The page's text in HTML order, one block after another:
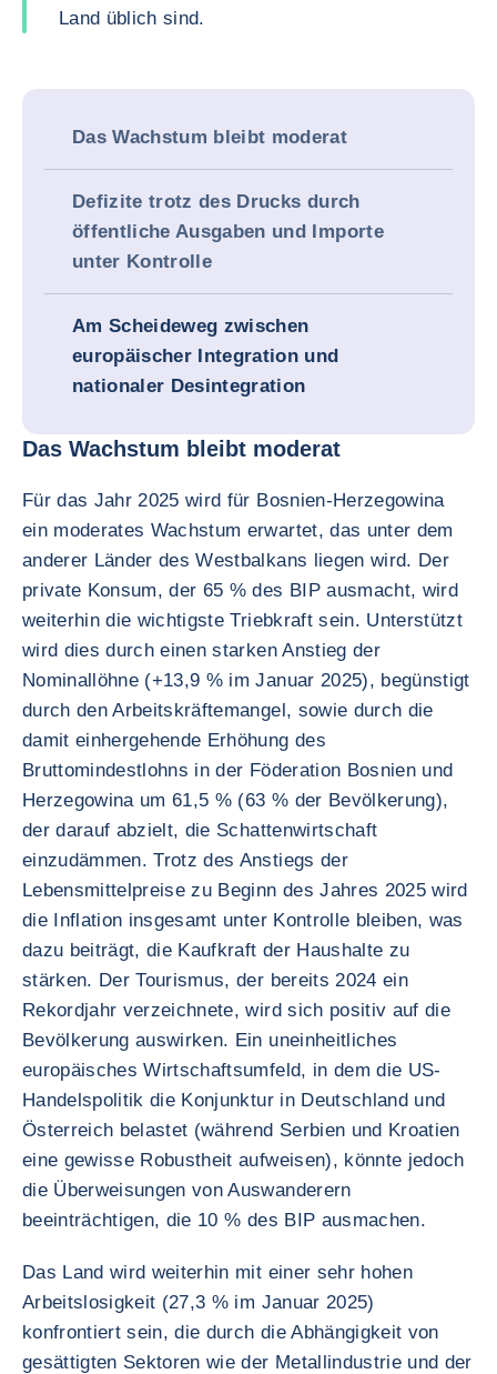
Land üblich sind.
Das Wachstum bleibt moderat
Defizite trotz des Drucks durch
öffentliche Ausgaben und Importe
unter Kontrolle
Am Scheideweg zwischen
europäischer Integration und
nationaler Desintegration
Das Wachstum bleibt moderat
Für das Jahr 2025 wird für Bosnien-Herzegowina
ein moderates Wachstum erwartet, das unter dem
anderer Länder des Westbalkans liegen wird. Der
private Konsum, der 65 % des BIP ausmacht, wird
weiterhin die wichtigste Triebkraft sein. Unterstützt
wird dies durch einen starken Anstieg der
Nominallöhne (+13,9 % im Januar 2025), begünstigt
durch den Arbeitskräftemangel, sowie durch die
damit einhergehende Erhöhung des
Bruttomindestlohns in der Föderation Bosnien und
Herzegowina um 61,5 % (63 % der Bevölkerung),
der darauf abzielt, die Schattenwirtschaft
einzudämmen. Trotz des Anstiegs der
Lebensmittelpreise zu Beginn des Jahres 2025 wird
die Inflation insgesamt unter Kontrolle bleiben, was
dazu beiträgt, die Kaufkraft der Haushalte zu
stärken. Der Tourismus, der bereits 2024 ein
Rekordjahr verzeichnete, wird sich positiv auf die
Bevölkerung auswirken. Ein uneinheitliches
europäisches Wirtschaftsumfeld, in dem die US-
Handelspolitik die Konjunktur in Deutschland und
Österreich belastet (während Serbien und Kroatien
eine gewisse Robustheit aufweisen), könnte jedoch
die Überweisungen von Auswanderern
beeinträchtigen, die 10 % des BIP ausmachen.
Das Land wird weiterhin mit einer sehr hohen
Arbeitslosigkeit (27,3 % im Januar 2025)
konfrontiert sein, die durch die Abhängigkeit von
gesättigten Sektoren wie der Metallindustrie und der